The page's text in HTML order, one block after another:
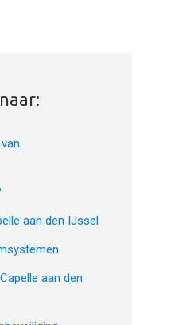
aan den IJssel
aan den